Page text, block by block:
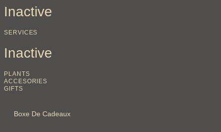
Inactive
SERVICES
Inactive
PLANTS
ACCESORIES
GIFTS
Boxe De Cadeaux